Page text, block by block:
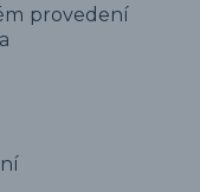
provedení